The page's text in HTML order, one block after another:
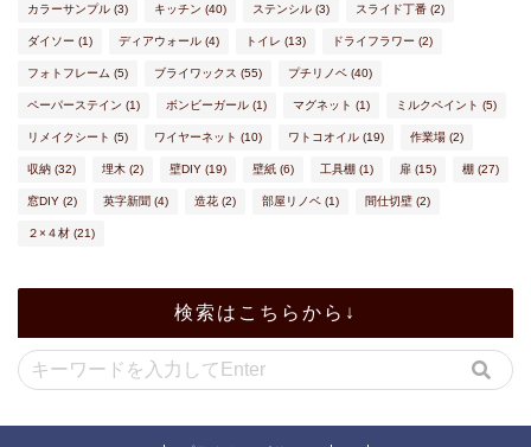
カラーサンプル (3) キッチン (40) ステンシル (3) スライド丁番 (2)
ダイソー (1) ディアウォール (4) トイレ (13) ドライフラワー (2)
フォトフレーム (5) ブライワックス (55) プチリノベ (40)
ペーパーステイン (1) ボンビーガール (1) マグネット (1) ミルクペイント (5)
リメイクシート (5) ワイヤーネット (10) ワトコオイル (19) 作業場 (2)
収納 (32) 埋木 (2) 壁DIY (19) 壁紙 (6) 工具棚 (1) 扉 (15) 棚 (27)
窓DIY (2) 英字新聞 (4) 造花 (2) 部屋リノベ (1) 間仕切壁 (2)
２×４材 (21)
検索はこちらから↓